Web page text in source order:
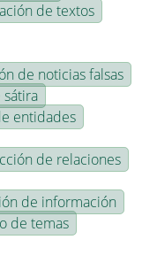
de textos
de noticias falsas
entidades
de relaciones
de información
de temas